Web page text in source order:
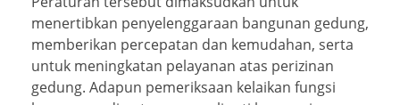
menertibkan penyelenggaraan bangunan gedung,
memberikan percepatan dan kemudahan, serta
untuk meningkatan pelayanan atas perizinan
gedung. Adapun pemeriksaan kelaikan fungsi